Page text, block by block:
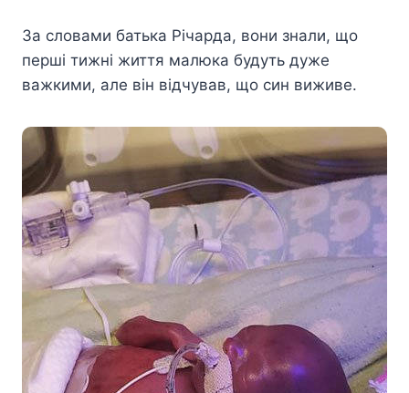
За словами батька Річарда, вони знали, що
перші тижні життя малюка будуть дуже
важкими, але він відчував, що син виживе.